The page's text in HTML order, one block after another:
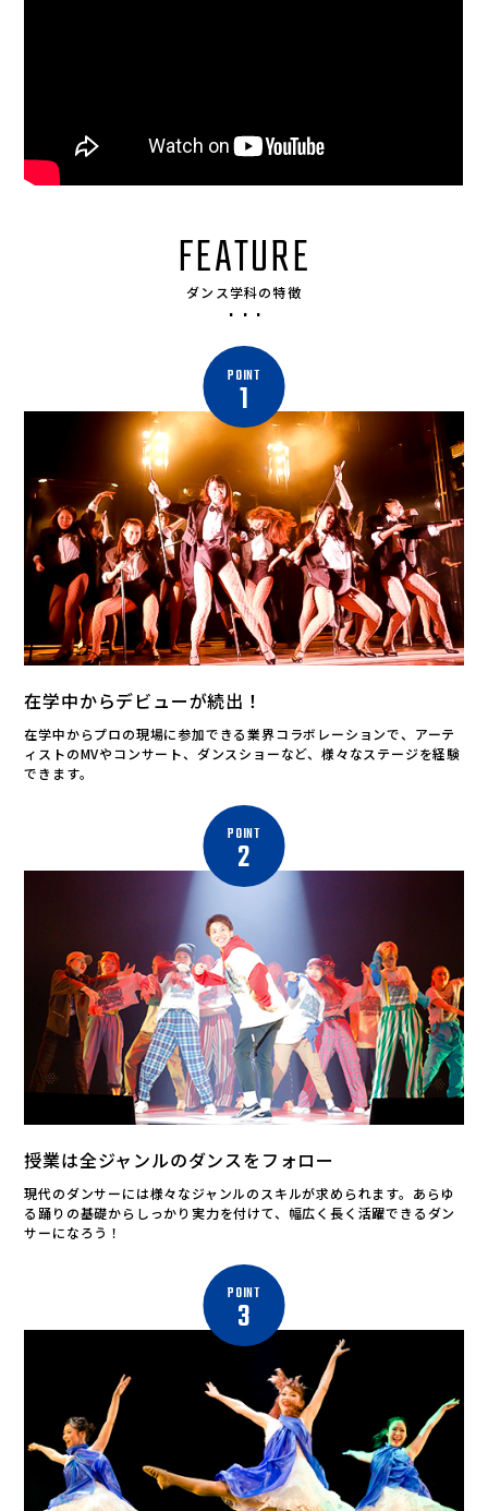
FEATURE
ダンス学科の特徴
POINT
1
在学中からデビューが続出！
在学中からプロの現場に参加できる業界コラボレーションで、アーテ
ィストのMVやコンサート、ダンスショーなど、様々なステージを経験
できます。
POINT
2
授業は全ジャンルのダンスをフォロー
現代のダンサーには様々なジャンルのスキルが求められます。あらゆ
る踊りの基礎からしっかり実力を付けて、幅広く長く活躍できるダン
サーになろう！
POINT
3